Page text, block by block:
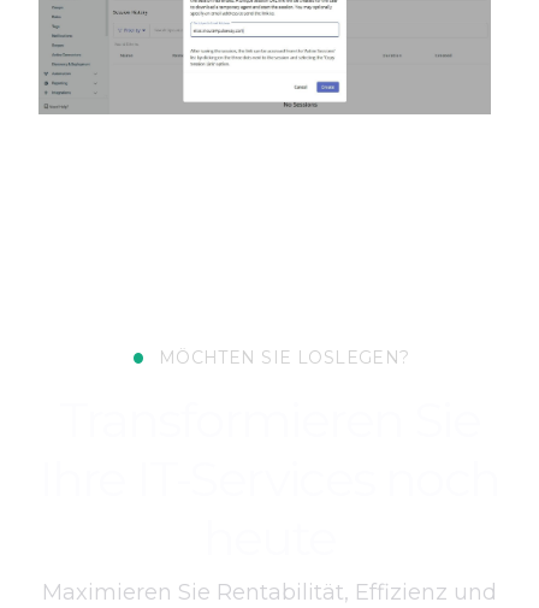
• MÖCHTEN SIE LOSLEGEN?
Maximieren Sie Rentabilität, Effizienz und